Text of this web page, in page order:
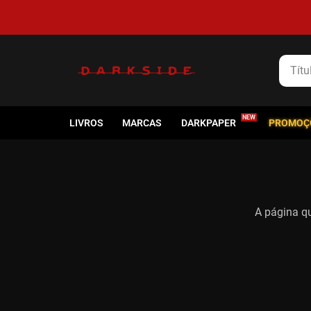
LIVROS MARCAS DARKPAPER
A página